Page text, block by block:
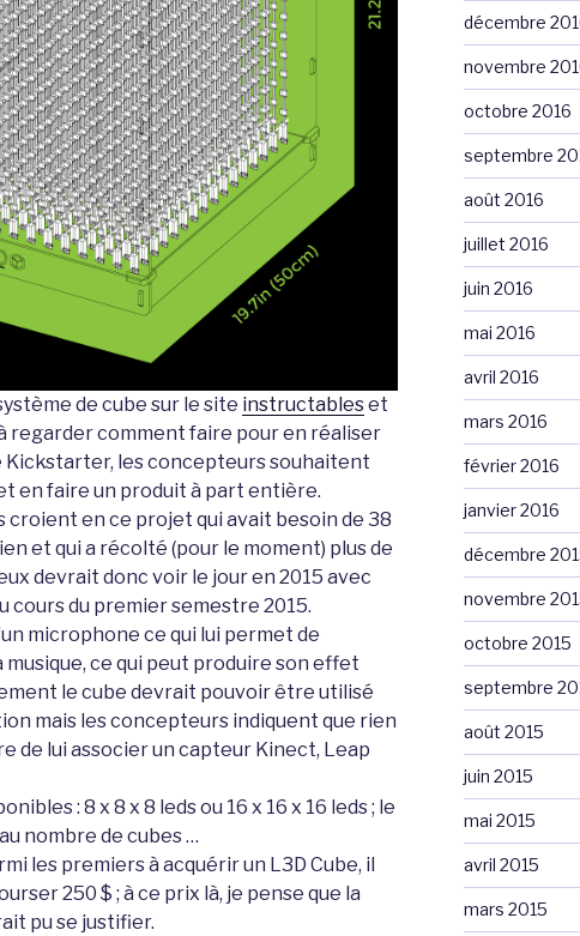
de cube sur le site instructableset
regarder comment faire pour en réaliser
Kickstarter, les concepteurs souhaitent
en faire un produit à part entière.
croient en ce projet qui avait besoin de 38
et qui a récolté (pour le moment) plus de
devrait donc voir le jour en 2015 avec
cours du premier semestre 2015.
microphone ce qui lui permet de
musique, ce qui peut produire son effet
le cube devrait pouvoir être utilisé
mais les concepteurs indiquent que rien
de lui associer un capteur Kinect, Leap
: 8 x 8 x 8 leds ou 16 x 16 x 16 leds ; le
nombre de cubes …
les premiers à acquérir un L3D Cube, il
250 $ ; à ce prix là, je pense que la
pu se justifier.
décembre
novembre
octobre 2016
septembre
août 2016
juillet 2016
juin 2016
mai 2016
avril 2016
mars 2016
février 2016
janvier 2016
décembre
novembre
octobre 2015
septembre
août 2015
juin 2015
mai 2015
avril 2015
mars 2015